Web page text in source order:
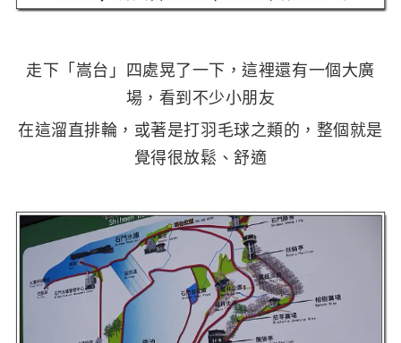
走下「嵩台」四處晃了一下，這裡還有一個大廣
場，看到不少小朋友
在這溜直排輪，或著是打羽毛球之類的，整個就是
覺得很放鬆、舒適